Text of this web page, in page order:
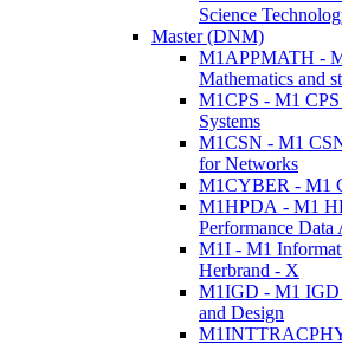
Science
Master (DNM)
M1APPMATH -
Mathematics and
M1CPS - M1
Systems
M1CSN - M1
for Networks
M1CYBER - M1
M1HPDA - M1
Performance Data
M1I - M1
Herbrand - X
M1IGD - M1 IGD
and Design